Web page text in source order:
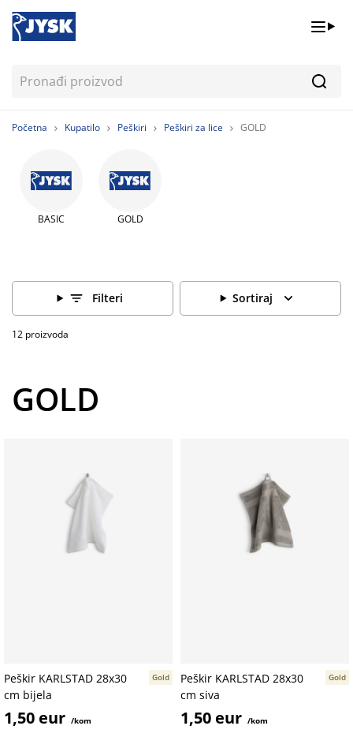
Početna Kupatilo Peškiri Peškiri za lice GOLD
BASIC GOLD
Sortiraj
Filteri
12 proizvoda
GOLD
Gold
Peškir KARLSTAD 28x30
cm bijela
1,50 eur /kom
Gold
Peškir KARLSTAD 28x30
cm siva
1,50 eur /kom